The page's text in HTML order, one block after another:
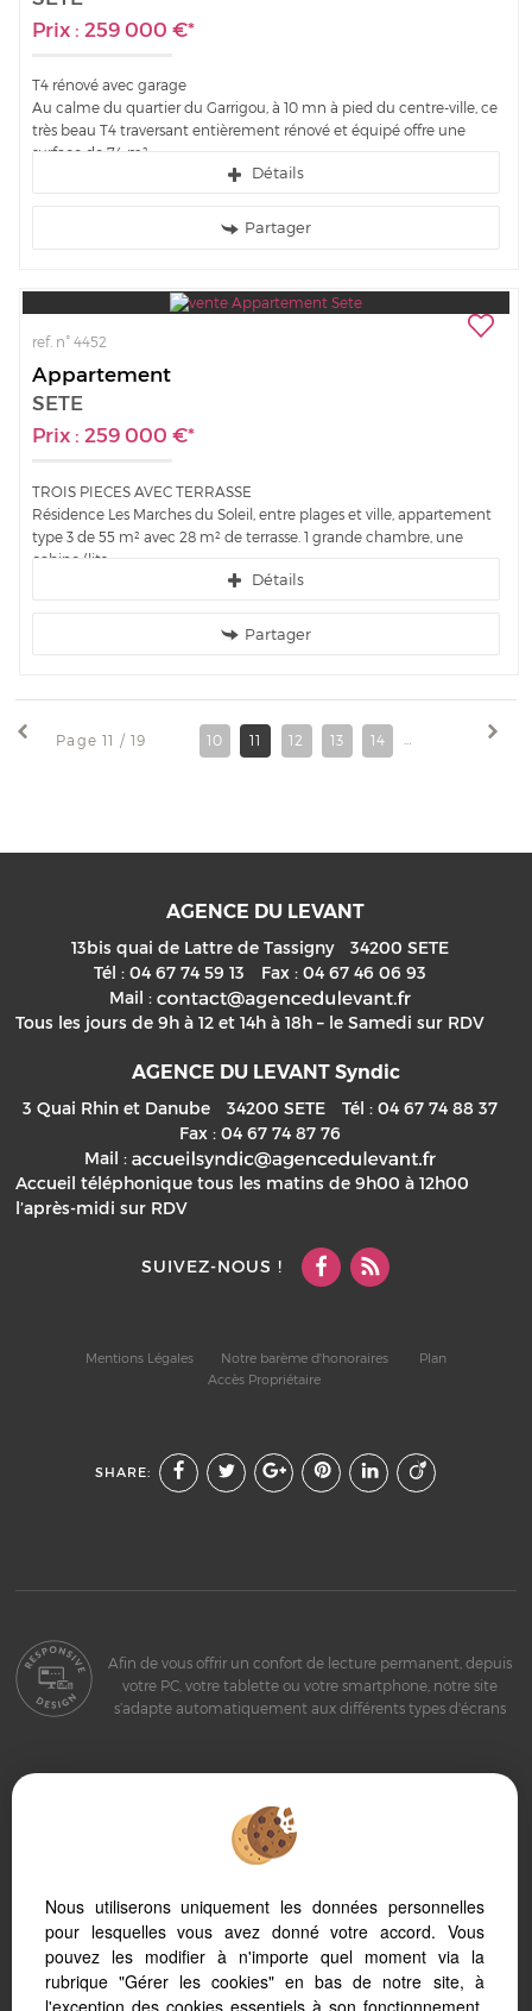
Prix : 259 000 €*
T4 rénové avec garage
Au calme du quartier du Garrigou, à 10 mn à pied du centre-ville, ce
très beau T4 traversant entièrement rénové et équipé offre une
surface de 74 m²...
Détails
Partager
ref. n° 4452
Appartement
SETE
Prix : 259 000 €*
TROIS PIECES AVEC TERRASSE
Résidence Les Marches du Soleil, entre plages et ville, appartement
type 3 de 55 m² avec 28 m² de terrasse. 1 grande chambre, une
cabine (lits...
Détails
Partager
Page 11 / 19 10 11 12 13 14 17
AGENCE DU LEVANT
13bis quai de Lattre de Tassigny 34200 SETE
Tél : 04 67 74 59 13 Fax : 04 67 46 06 93
Mail :
Tous les jours de 9h à 12 et 14h à 18h – le Samedi sur RDV
AGENCE DU LEVANT Syndic
3 Quai Rhin et Danube 34200 SETE Tél : 04 67 74 88 37
Fax : 04 67 74 87 76
Mail :
Accueil téléphonique tous les matins de 9h00 à 12h00
l’après-midi sur RDV
SUIVEZ-NOUS !
Mentions Légales Notre barème d'honoraires
Plan
Accès Propriétaire
SHARE:
Afin de vous offrir un confort de lecture permanent, depuis
votre PC, votre tablette ou votre smartphone, notre site
s’adapte automatiquement aux différents types d'écrans
Logiciel immobilier Adapt Immo
Site internet immobilier
Référencement immobilier
Nous utiliserons uniquement les données personnelles
pour lesquelles vous avez donné votre accord. Vous
pouvez les modifier à n'importe quel moment via la
rubrique "Gérer les cookies" en bas de notre site, à
l'exception des cookies essentiels à son fonctionnement.